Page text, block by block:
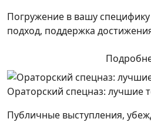
Погружение в вашу
подход, поддержка
Ораторский спецназ: лучшие
Публичные выступления,